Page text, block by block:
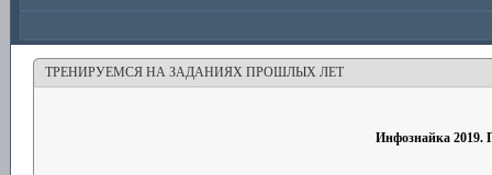
ТРЕНИРУЕМСЯ НА ЗАДАНИЯХ ПРОШЛЫХ ЛЕТ
Инфознайка 2019.